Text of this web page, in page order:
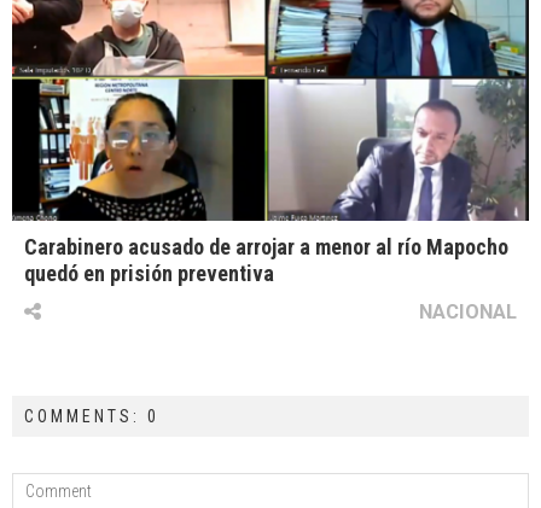
Carabinero acusado de arrojar a menor al río Mapocho
quedó en prisión preventiva
NACIONAL
COMMENTS: 0